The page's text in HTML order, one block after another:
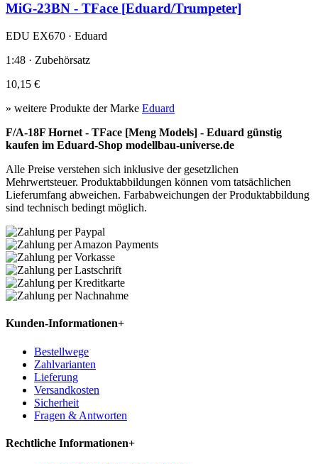
MiG-23BN - TFace [Eduard/Trumpeter]
EDU EX670 · Eduard
1:48 · Zubehörsatz
10,15 €
» weitere Produkte der Marke Eduard
F/A-18F Hornet - TFace [Meng Models] - Eduard günstig
kaufen im Eduard-Shop modellbau-universe.de
Alle Preise verstehen sich inklusive der gesetzlichen
Mehrwertsteuer. Produktabbildungen können vom tatsächlichen
Lieferumfang abweichen. Farbabweichungen der Produktabbildung
sind technisch bedingt möglich.
Kunden-Informationen+
Bestellwege
Zahlvarianten
Lieferung
Versandkosten
Sicherheit
Fragen & Antworten
Rechtliche Informationen+